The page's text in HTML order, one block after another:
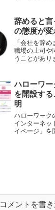
は、ほかの国
のか？」調べ
辞めると
の態度が
「会社を辞
職場の上司や
うことがあり
や同僚の態度
の対策を説
ハローワ
を開設す
明
ハローワーク
インターネッ
イページ」を
コメントを書